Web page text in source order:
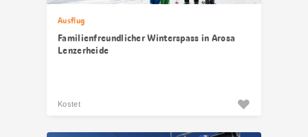
Ausflug
Familienfreundlicher Winterspass in Arosa
Lenzerheide
Kostet